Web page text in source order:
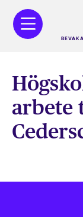
arbete